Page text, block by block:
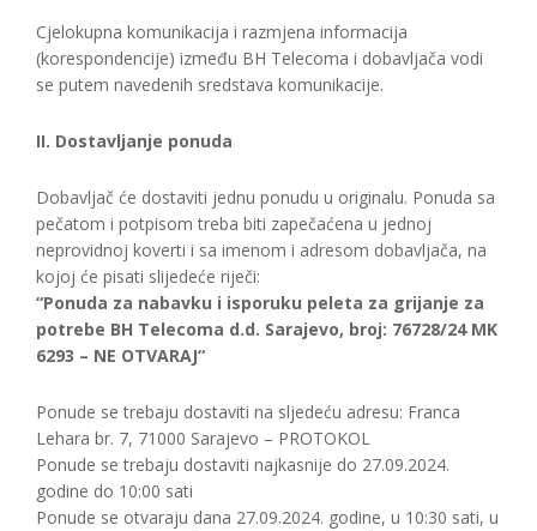
Cjelokupna komunikacija i razmjena informacija
(korespondencije) između BH Telecoma i dobavljača vodi
se putem navedenih sredstava komunikacije.
II. Dostavljanje ponuda
Dobavljač će dostaviti jednu ponudu u originalu. Ponuda sa
pečatom i potpisom treba biti zapečaćena u jednoj
neprovidnoj koverti i sa imenom i adresom dobavljača, na
kojoj će pisati slijedeće riječi:
“Ponuda za nabavku i isporuku peleta za grijanje za
potrebe BH Telecoma d.d. Sarajevo, broj: 76728/24 MK
6293 – NE OTVARAJ“
Ponude se trebaju dostaviti na sljedeću adresu: Franca
Lehara br. 7, 71000 Sarajevo – PROTOKOL
Ponude se trebaju dostaviti najkasnije do 27.09.2024.
godine do 10:00 sati
Ponude se otvaraju dana 27.09.2024. godine, u 10:30 sati, u